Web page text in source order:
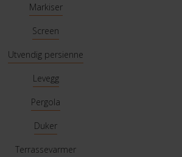
Markiser
Screen
Utvendig persienne
Levegg
Pergola
Duker
Terrassevarmer